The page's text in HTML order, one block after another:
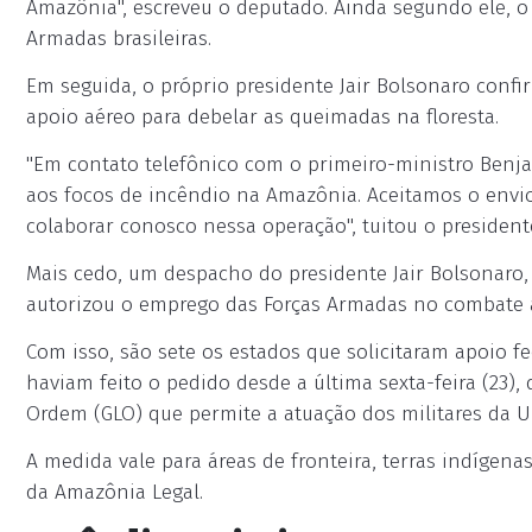
Amazônia", escreveu o deputado. Ainda segundo ele,
Armadas brasileiras.
Em seguida, o próprio presidente Jair Bolsonaro
apoio aéreo para debelar as queimadas na floresta.
"Em contato telefônico com o primeiro-ministro
aos focos de incêndio na Amazônia. Aceitamos o
colaborar conosco nessa operação", tuitou o
Mais cedo, um despacho do presidente Jair
autorizou o emprego das Forças Armadas no
Com isso, são sete os estados que solicitaram apoio
haviam feito o pedido desde a última sexta-feira
Ordem (GLO) que permite a atuação dos militares da
A medida vale para áreas de fronteira, terras
da Amazônia Legal.